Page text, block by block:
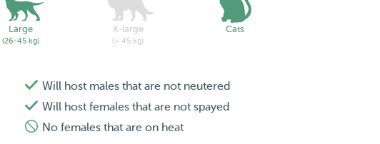
Large
(26-45 kg)
X-large
(> 45 kg)
Cats
Will host males that are not neutered
Will host females that are not spayed
No females that are on heat